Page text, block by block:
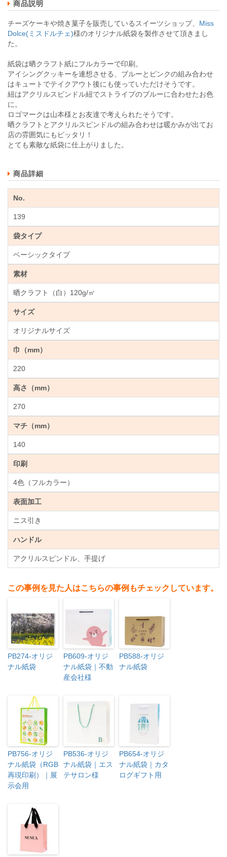
商品説明
チーズケーキや焼き菓子を販売しているスイーツショップ、 Miss
Dolce(ミスドルチェ)様のオリジナル紙袋を製作させて頂きまし
た。
紙袋は晒クラフト紙にフルカラーで印刷。
アイシングクッキーを連想させる、ブルーとピンクの組み合わせ
はキュートでテイクアウト後にも使っていただけそうです。
紐はアクリルスピンドル紐でストライプのブルーに合わせたお色
に。
ロゴマークは山本様とお友達で考えられたそうです。
晒クラフトとアクリルスピンドルの組み合わせは暖かみが出てお
店の雰囲気にもピッタリ！
とても素敵な紙袋に仕上がりました。
商品詳細
No.
139
袋タイプ
ベーシックタイプ
素材
晒クラフト（白）120g/㎡
サイズ
オリジナルサイズ
巾（mm）
220
高さ（mm）
270
マチ（mm）
140
印刷
4色（フルカラー）
表面加工
ニス引き
ハンドル
アクリルスピンドル、手提げ
この事例を見た人はこちらの事例もチェックしています。
PB274-オリジ
ナル紙袋
PB609-オリジ
ナル紙袋｜不動
産会社様
PB588-オリジ
ナル紙袋
PB756-オリジ
ナル紙袋（RGB
再現印刷）｜展
示会用
PB536-オリジ
ナル紙袋｜エス
テサロン様
PB654-オリジ
ナル紙袋｜カタ
ログギフト用